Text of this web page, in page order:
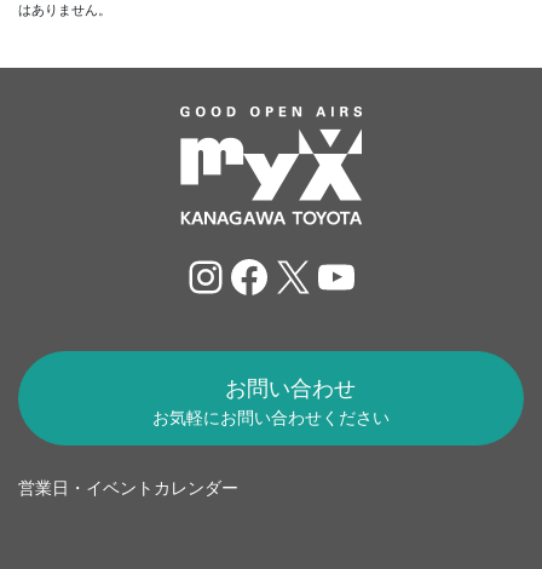
はありません。
Instagram
Facebook
X YouTube
お問い合わせ
お気軽にお問い合わせください
営業日・イベントカレンダー